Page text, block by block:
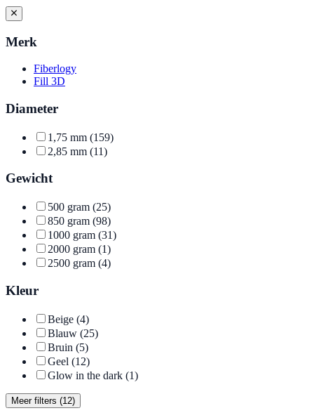
Merk
Fiberlogy
Fill 3D
Diameter
1,75 mm (159)
2,85 mm (11)
Gewicht
500 gram (25)
850 gram (98)
1000 gram (31)
2000 gram (1)
2500 gram (4)
Kleur
Beige (4)
Blauw (25)
Bruin (5)
Geel (12)
Glow in the dark (1)
Meer filters (12)